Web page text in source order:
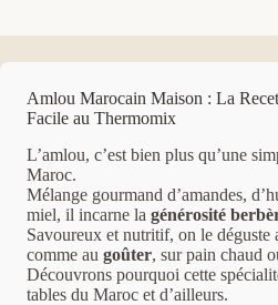
Amlou Marocain Maison : La
Facile au Thermomix
L’amlou, c’est bien plus qu’une
Maroc.
Mélange gourmand d’amandes,
miel, il incarne la générosité
Savoureux et nutritif, on le déguste
comme au goûter, sur pain chaud
Découvrons pourquoi cette
tables du Maroc et d’ailleurs.